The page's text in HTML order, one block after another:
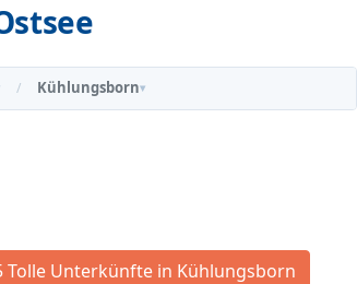
Tolle Unterkünfte in Kühlungsborn
/ Kühlungsborn▾